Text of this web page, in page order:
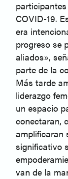
COVID-19.
era
progreso se
aliados»,
parte de la
Más tarde
liderazgo
un espacio
conectaran,
amplificaran
significativo
van de la